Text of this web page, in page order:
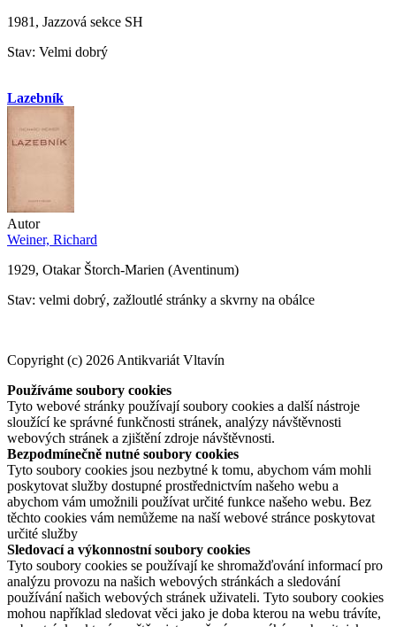
1981, Jazzová sekce SH
Stav: Velmi dobrý
Lazebník
Autor
Weiner, Richard
1929, Otakar Štorch-Marien (Aventinum)
Stav: velmi dobrý, zažloutlé stránky a skvrny na obálce
Copyright (c) 2026 Antikvariát Vltavín
Používáme soubory cookies
Tyto webové stránky používají soubory cookies a další nástroje
sloužící ke správné funkčnosti stránek, analýzy návštěvnosti
webových stránek a zjištění zdroje návštěvnosti.
Bezpodmínečně nutné soubory cookies
Tyto soubory cookies jsou nezbytné k tomu, abychom vám mohli
poskytovat služby dostupné prostřednictvím našeho webu a
abychom vám umožnili používat určité funkce našeho webu. Bez
těchto cookies vám nemůžeme na naší webové stránce poskytovat
určité služby
Sledovací a výkonnostní soubory cookies
Tyto soubory cookies se používají ke shromažďování informací pro
analýzu provozu na našich webových stránkách a sledování
používání našich webových stránek uživateli. Tyto soubory cookies
mohou například sledovat věci jako je doba kterou na webu trávíte,